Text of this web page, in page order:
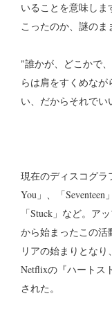
いることを意味し
こったのか、謎のま
"誰かが、どこかで
らは肩をすくめな
い、だからそれでい
現在のディスコグラ
You」、「
「Stuck」など。ア
から始まったこの活
リアの始まりとなり
Netflixの『ハートス
された。